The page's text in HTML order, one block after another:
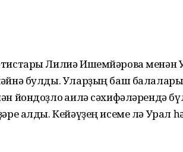
Лилиә Ишемйәрова менән
булды. Уларҙың баш балалары
йондоҙло ғаилә сәхифәләрендә
алды. Кейәүҙең исеме лә Урал